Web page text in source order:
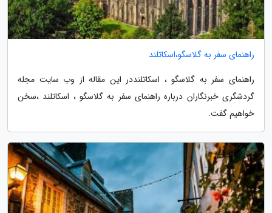
راهنمای سفر به گلاسگو،اسکاتلند
راهنمای سفر به گلاسگو ، اسکاتلنددر این مقاله از وب سایت مجله
گردشگری خبرنگاران درباره راهنمای سفر به گلاسگو ، اسکاتلند ،سخن
خواهیم گفت.